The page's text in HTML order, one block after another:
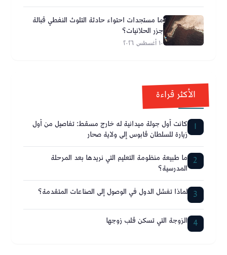
ما مستجدات احتواء حادثة التلوث النفطي قبالة
جزر الحلانيات؟
١٠ أغسطس ٢٠٢٦
الأكثر قراءة
1 كانت أول جولة ميدانية له خارج مسقط: تفاصيل من أول
زيارة للسلطان قابوس إلى ولاية صحار
2 ما طبيعة منظومة التعليم التي نريدها بعد المرحلة
المدرسية؟
3 لماذا تفشل الدول في الوصول إلى الصناعات المتقدمة؟
4 الزوجة التي تسكن قلب زوجها